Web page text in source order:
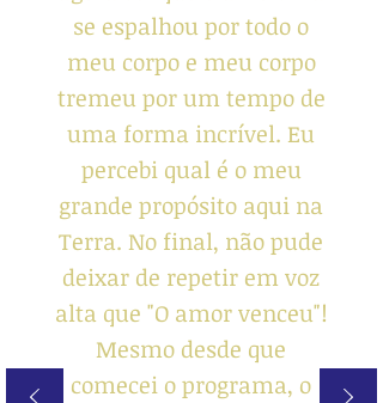
se espalhou por todo o
meu corpo e meu corpo
tremeu por um tempo de
uma forma incrível. Eu
percebi qual é o meu
grande propósito aqui na
Terra. No final, não pude
deixar de repetir em voz
alta que "O amor venceu"!
Mesmo desde que
comecei o programa, o